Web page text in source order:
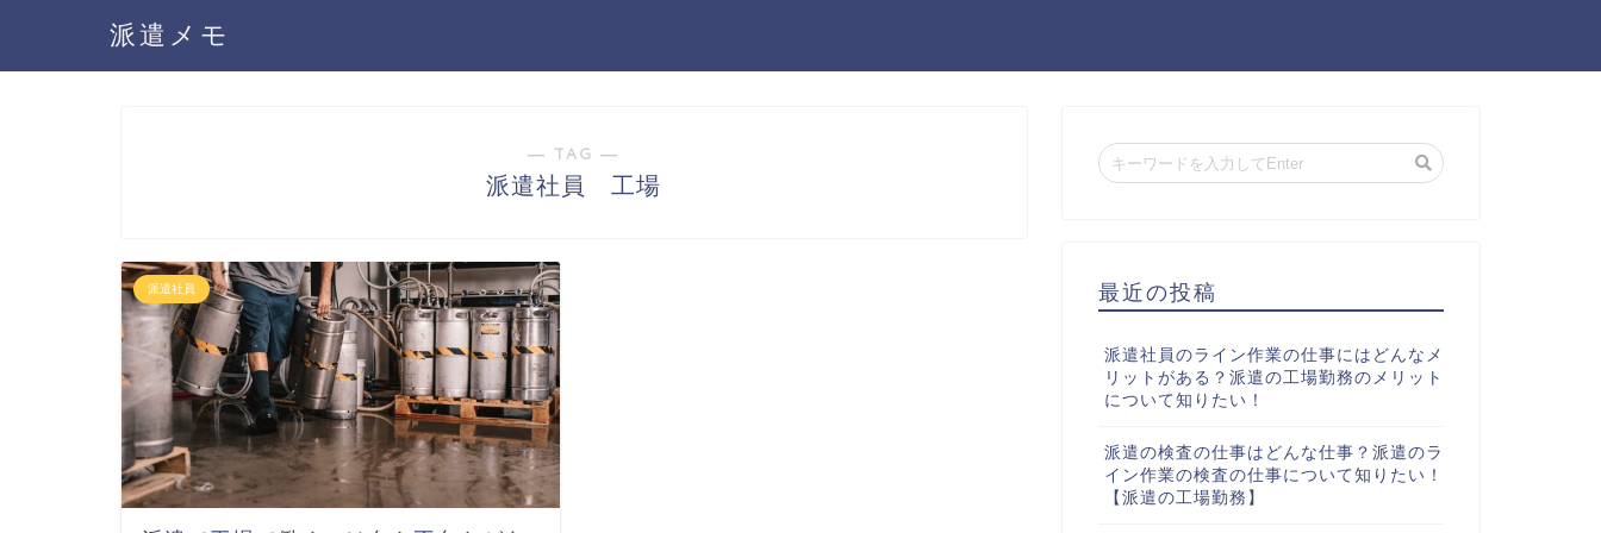
派遣メモ
― TAG ―
派遣社員 工場
派遣社員 最近の投稿
派遣社員のライン作業の仕事にはどんなメ
リットがある？派遣の工場勤務のメリット
について知りたい！
派遣の検査の仕事はどんな仕事？派遣のラ
イン作業の検査の仕事について知りたい！
【派遣の工場勤務】